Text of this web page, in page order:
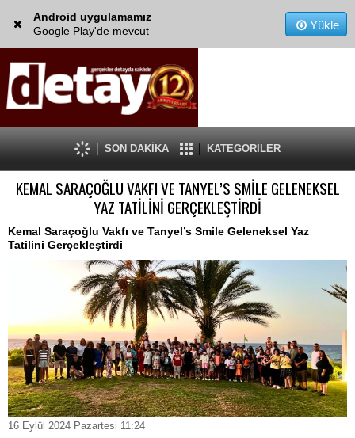
Android uygulamamız
Google Play'de mevcut
Yükle
SON DAKİKA KATEGORİLER
KEMAL SARAÇOĞLU VAKFI VE TANYEL’S SMİLE GELENEKSEL
YAZ TATİLİNİ GERÇEKLEŞTİRDİ
Kemal Saraçoğlu Vakfı ve Tanyel’s Smile Geleneksel Yaz
Tatilini Gerçekleştirdi
16 Eylül 2024 Pazartesi 11:24